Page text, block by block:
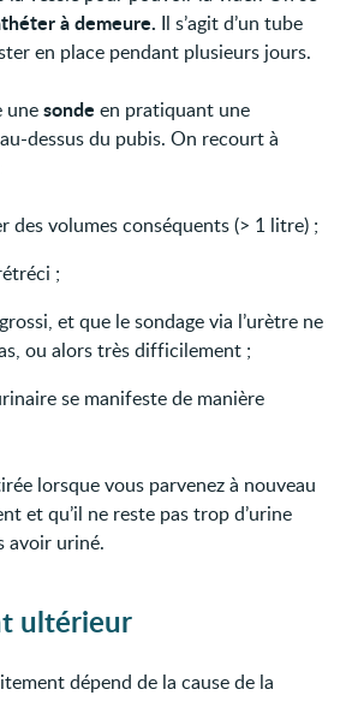
à demeure. Il s’agit d’un tube
en place pendant plusieurs jours.
unesonde en pratiquant une
dessus du pubis. On recourt à
des volumes conséquents (> 1 litre) ;
;
et que le sondage via l’urètre ne
ou alors très difficilement ;
se manifeste de manière
lorsque vous parvenez à nouveau
et qu’il ne reste pas trop d’urine
avoir uriné.
ultérieur
dépend de la cause de la